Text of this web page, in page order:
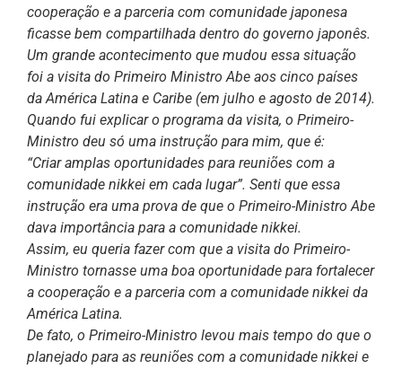
cooperação e a parceria com comunidade japonesa
ficasse bem compartilhada dentro do governo japonês.
Um grande acontecimento que mudou essa situação
foi a visita do Primeiro Ministro Abe aos cinco países
da América Latina e Caribe (em julho e agosto de 2014).
Quando fui explicar o programa da visita, o Primeiro-
Ministro deu só uma instrução para mim, que é:
“Criar amplas oportunidades para reuniões com a
comunidade nikkei em cada lugar”. Senti que essa
instrução era uma prova de que o Primeiro-Ministro Abe
dava importância para a comunidade nikkei.
Assim, eu queria fazer com que a visita do Primeiro-
Ministro tornasse uma boa oportunidade para fortalecer
a cooperação e a parceria com a comunidade nikkei da
América Latina.
De fato, o Primeiro-Ministro levou mais tempo do que o
planejado para as reuniões com a comunidade nikkei e